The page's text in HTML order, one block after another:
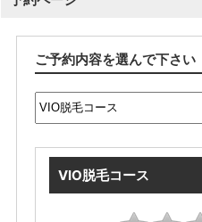
ご予約内容を選んで下さい
VIO脱毛コース